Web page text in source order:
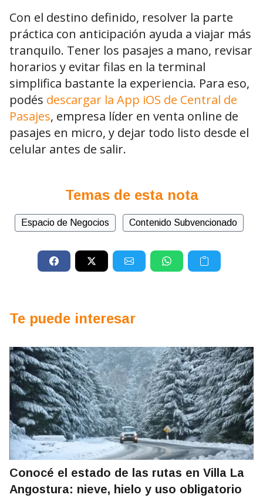
Con el destino definido, resolver la parte
práctica con anticipación ayuda a viajar más
tranquilo. Tener los pasajes a mano, revisar
horarios y evitar filas en la terminal
simplifica bastante la experiencia. Para eso,
podés descargar la App iOS de Central de
Pasajes, empresa líder en venta online de
pasajes en micro, y dejar todo listo desde el
celular antes de salir.
Temas de esta nota
Espacio de Negocios Contenido Subvencionado
Te puede interesar
Conocé el estado de las rutas en Villa La
Angostura: nieve, hielo y uso obligatorio